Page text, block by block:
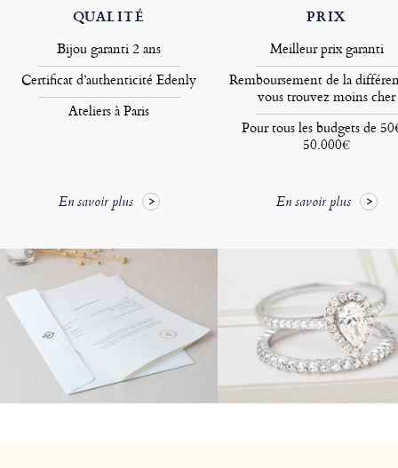
QUALITÉ
Bijou garanti 2 ans
Certificat d’authenticité Edenly
Ateliers à Paris
En savoir plus
PRIX
Meilleur prix garanti
Remboursement de la
vous trouvez moins cher
Pour tous les budgets de
50.000€
En savoir plus